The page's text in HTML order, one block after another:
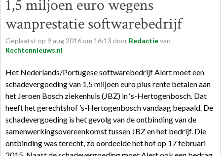
1,5 miljoen euro wegens
wanprestatie softwarebedrijf
Geplaatst op 9 aug 2016 om 16:13 door Redactievan
Rechtennieuws.nl
Het Nederlands/Portugese softwarebedrijf Alert moet een
schadevergoeding van 1,5 miljoen euro plus rente betalen aan
het Jeroen Bosch ziekenhuis (JBZ) in ‘s-Hertogenbosch. Dat
heeft het gerechtshof ’s-Hertogenbosch vandaag bepaald. De
schadevergoeding is het gevolg van de ontbinding van de
samenwerkingsovereenkomst tussen JBZ en het bedrijf. Die
ontbinding was terecht, zo oordeelde het hof op 17 februari